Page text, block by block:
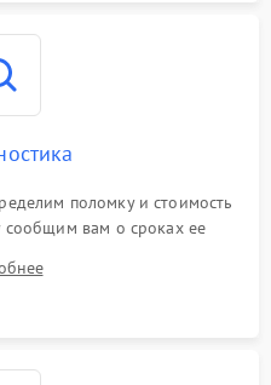
поломку и стоимость
сообщим вам о сроках ее